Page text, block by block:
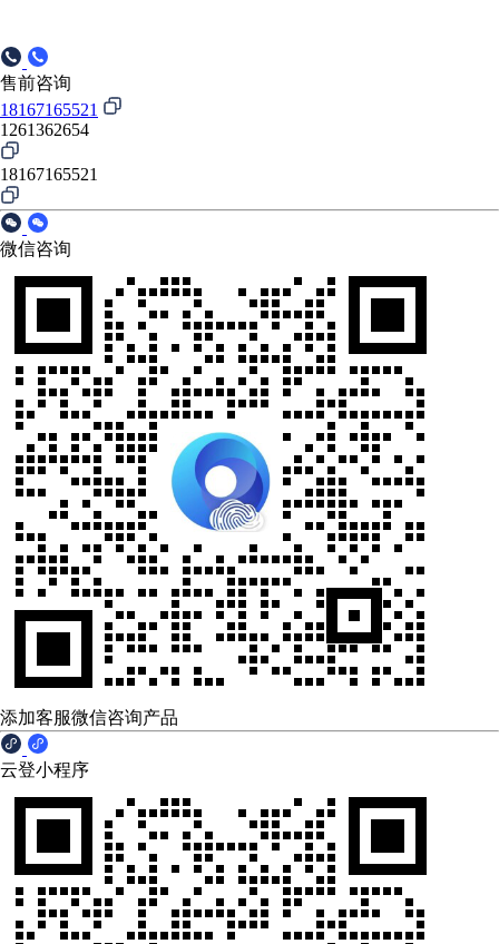
售前咨询
18167165521
1261362654
18167165521
微信咨询
添加客服微信咨询产品
云登小程序